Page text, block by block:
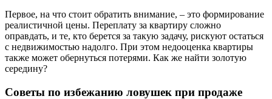
Первое, на что стоит обратить внимание, – это формирование
реалистичной цены. Переплату за квартиру сложно
оправдать, и те, кто берется за такую задачу, рискуют остаться
с недвижимостью надолго. При этом недооценка квартиры
также может обернуться потерями. Как же найти золотую
середину?
Советы по избежанию ловушек при продаже